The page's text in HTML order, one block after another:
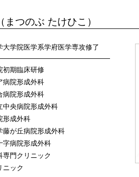
つのぶ たけひこ）
学院医学系学府医学専攻修了
初期臨床研修
病院形成外科
病院形成外科
中央病院形成外科
形成外科
藤が丘病院形成外科
字病院形成外科
専門クリニック
ニック